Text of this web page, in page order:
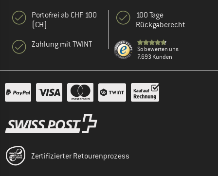
Portofrei ab CHF 100
(CH)
Zahlung mit TWINT
100 Tage
Rückgaberecht
So bewerten uns
7.693 Kunden
Zertifizierter Retourenprozess